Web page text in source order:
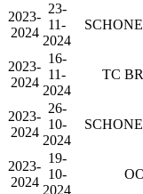
2023-
2024
23-
11-
2024
2023-
2024
16-
11-
2024
TC
2023-
2024
26-
10-
2024
2023-
2024
19-
10-
2024